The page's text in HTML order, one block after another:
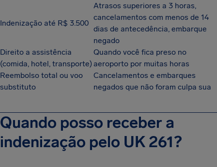
Indenização até R$ 3.500
Atrasos superiores a 3 horas,
cancelamentos com menos de 14
dias de antecedência, embarque
negado
Direito a assistência
(comida, hotel, transporte)
Quando você fica preso no
aeroporto por muitas horas
Reembolso total ou voo
substituto
Cancelamentos e embarques
negados que não foram culpa sua
Quando posso receber a
indenização pelo UK 261?